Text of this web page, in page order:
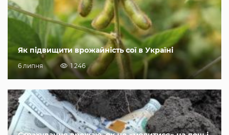
Як підвищити врожайність сої в Україні
6 липня 1 246